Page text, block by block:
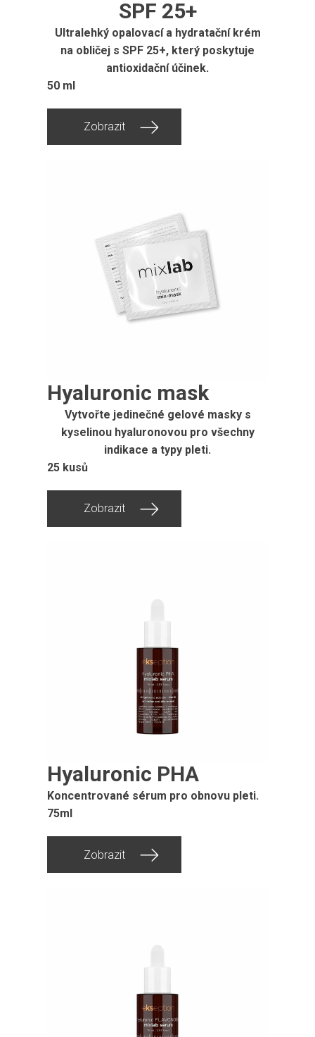
SPF 25+
Ultralehký opalovací a hydratační krém
na obličej s SPF 25+, který poskytuje
antioxidační účinek.
50 ml
Zobrazit
Hyaluronic mask
Vytvořte jedinečné gelové masky s
kyselinou hyaluronovou pro všechny
indikace a typy pleti.
25 kusů
Zobrazit
Hyaluronic PHA
Koncentrované sérum pro obnovu pleti.
75ml
Zobrazit